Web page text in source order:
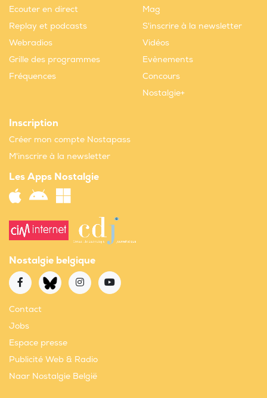
Ecouter en direct
Replay et podcasts
Webradios
Grille des programmes
Fréquences
Mag
S'inscrire à la newsletter
Vidéos
Evènements
Concours
Nostalgie+
Inscription
Créer mon compte Nostapass
M'inscrire à la newsletter
Les Apps Nostalgie
Nostalgie belgique
Contact
Jobs
Espace presse
Publicité Web & Radio
Naar Nostalgie België